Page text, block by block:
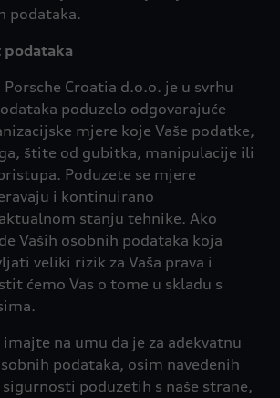
podataka.
Croatia d.o.o. je u svrhu
poduzelo odgovarajuće
mjere koje Vaše podatke,
štite od gubitka, manipulacije ili
Poduzete se mjere
i kontinuirano
stanju tehnike. Ako
Vaših osobnih podataka koja
veliki rizik za Vaša prava i
ćemo Vas o tome u skladu s
na umu da je za adekvatnu
podataka, osim navedenih
poduzetih s naše strane,